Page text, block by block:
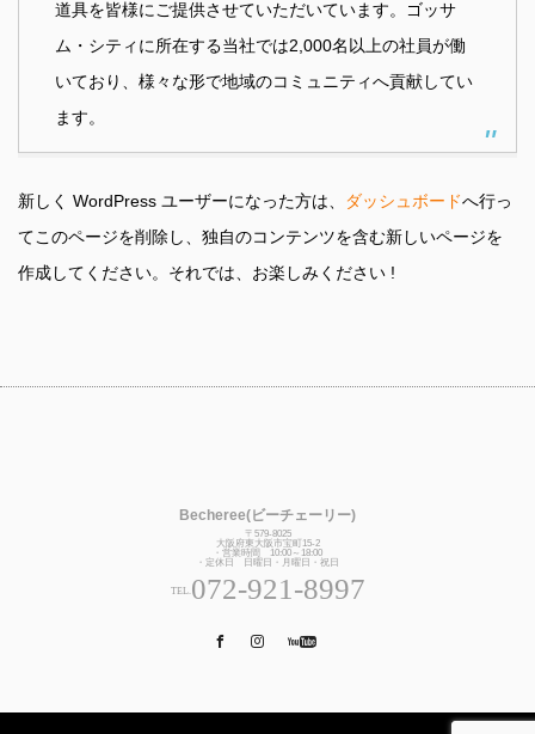
道具を皆様にご提供させていただいています。ゴッサ
ム・シティに所在する当社では2,000名以上の社員が働
いており、様々な形で地域のコミュニティへ貢献してい
ます。
新しく WordPress ユーザーになった方は、 ダッシュボードへ行っ
てこのページを削除し、独自のコンテンツを含む新しいページを
作成してください。それでは、お楽しみください !
Becheree(ビーチェーリー)
〒579-8025
大阪府東大阪市宝町15-2
・営業時間 10:00～18:00
・定休日 日曜日・月曜日・祝日
TEL.072-921-8997
Facebook
Instagram